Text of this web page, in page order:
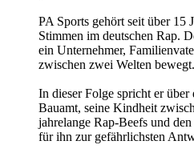
PA Sports gehört seit über 15
Stimmen im deutschen Rap.
ein Unternehmer,
zwischen zwei Welten bewegt.
In dieser Folge spricht er
Bauamt, seine Kindheit
jahrelange Rap-Beefs und
für ihn zur gefährlichsten